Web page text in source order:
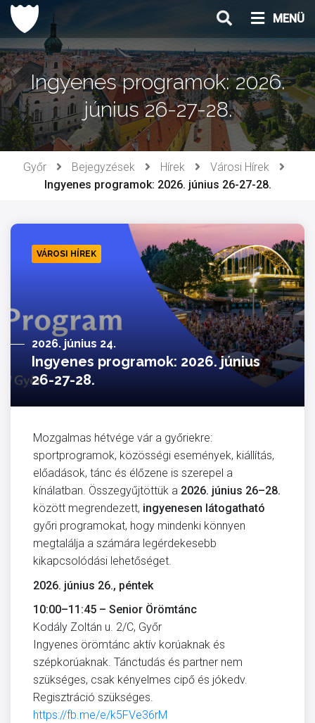
Ugrás
tartalomhoz
MENÜ
Ingyenes programok: 2026.
június 26-27-28.
Győr Bejegyzések Hírek
Városi Hírek
Ingyenes programok: 2026. június 26-27-28.
VÁROSI HÍREK
2026. június 24.
Ingyenes programok: 2026. június
26-27-28.
Mozgalmas hétvége vár a győriekre:
sportprogramok, közösségi események, kiállítás,
előadások, tánc és élőzene is szerepel a
kínálatban. Összegyűjtöttük a 2026. június 26–28.
között megrendezett, ingyenesen látogatható
győri programokat, hogy mindenki könnyen
megtalálja a számára legérdekesebb
kikapcsolódási lehetőséget.
2026. június 26., péntek
10:00–11:45 – Senior Örömtánc
Kodály Zoltán u. 2/C, Győr
Ingyenes örömtánc aktív korúaknak és
szépkorúaknak. Tánctudás és partner nem
szükséges, csak kényelmes cipő és jókedv.
Regisztráció szükséges.
https://fb.me/e/k5FVe36rM